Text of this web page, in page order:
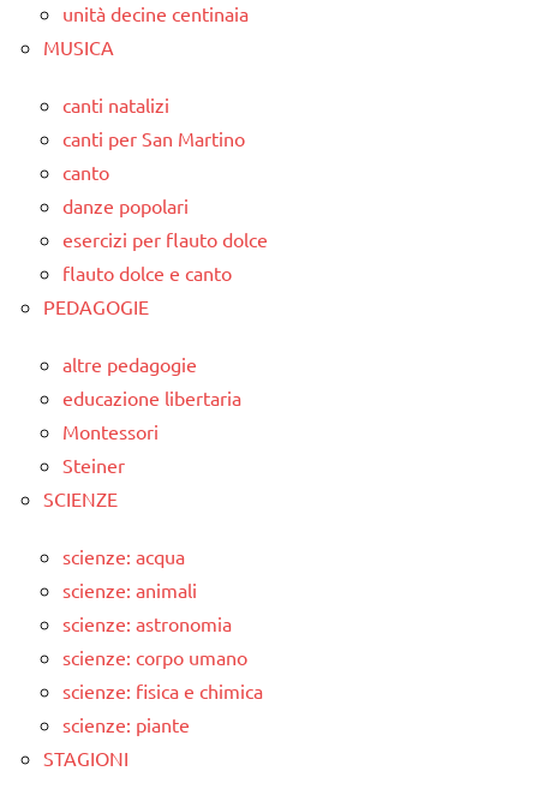
unità decine centinaia
MUSICA
canti natalizi
canti per San Martino
canto
danze popolari
esercizi per flauto dolce
flauto dolce e canto
PEDAGOGIE
altre pedagogie
educazione libertaria
Montessori
Steiner
SCIENZE
scienze: acqua
scienze: animali
scienze: astronomia
scienze: corpo umano
scienze: fisica e chimica
scienze: piante
STAGIONI